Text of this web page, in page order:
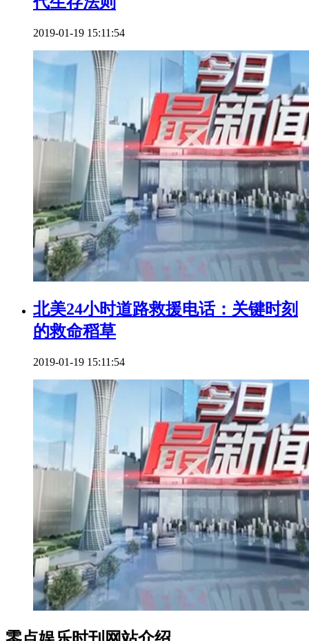
2019-01-19 15:11:54
北美24小时道路救援电话：关键时刻
的救命稻草
2019-01-19 15:11:54